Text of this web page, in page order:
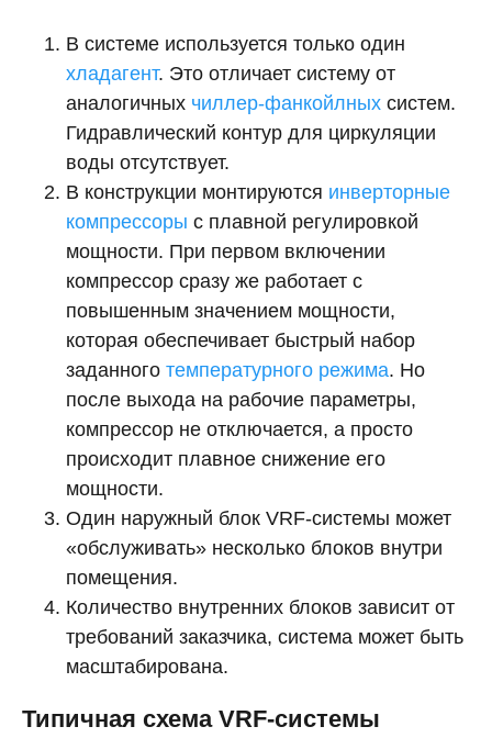
В системе используется только один
хладагент. Это отличает систему от
аналогичных чиллер-фанкойлных систем.
Гидравлический контур для циркуляции
воды отсутствует.
В конструкции монтируются инверторные
компрессоры с плавной регулировкой
мощности. При первом включении
компрессор сразу же работает с
повышенным значением мощности,
которая обеспечивает быстрый набор
заданного температурного режима. Но
после выхода на рабочие параметры,
компрессор не отключается, а просто
происходит плавное снижение его
мощности.
Один наружный блок VRF-системы может
«обслуживать» несколько блоков внутри
помещения.
Количество внутренних блоков зависит от
требований заказчика, система может быть
масштабирована.
Типичная схема VRF-системы